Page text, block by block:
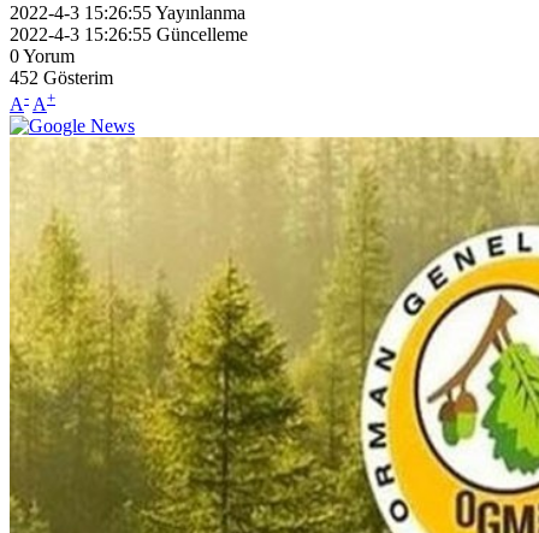
2022-4-3 15:26:55Yayınlanma
2022-4-3 15:26:55 Güncelleme
0Yorum
452 Gösterim
A- A+